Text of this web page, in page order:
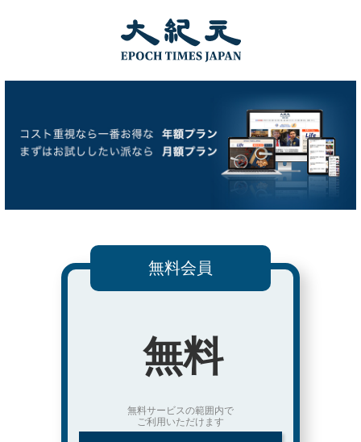
無料会員
無料
無料サービスの範囲内で
ご利用いただけます